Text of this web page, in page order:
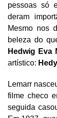
pessoas só
deram
Mesmo nos
beleza do
Hedwig Eva
artístico:
Lemarr
filme checo
seguida